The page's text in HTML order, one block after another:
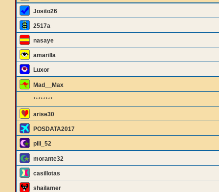
Josito26
2517a
nasaye
amarilla
Luxor
Mad__Max
********
arise30
POSDATA2017
pili_52
morante32
casillotas
shailamer